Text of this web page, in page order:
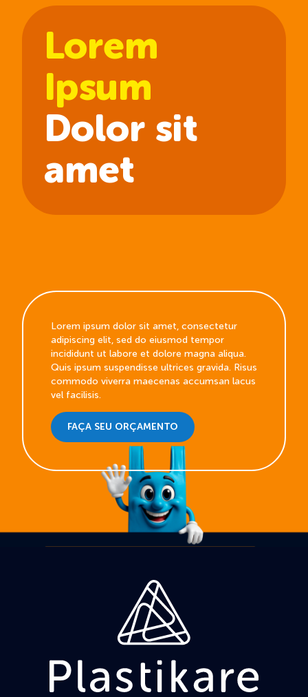
Lorem
Ipsum
Dolor sit
amet
Lorem ipsum dolor sit amet, consectetur
adipiscing elit, sed do eiusmod tempor
incididunt ut labore et dolore magna aliqua.
Quis ipsum suspendisse ultrices gravida. Risus
commodo viverra maecenas accumsan lacus
vel facilisis.
FAÇA SEU ORÇAMENTO